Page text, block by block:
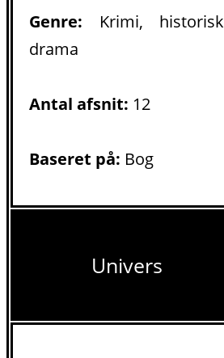
Genre: Krimi, historisk
drama
Antal afsnit: 12
Baseret på: Bog
Univers